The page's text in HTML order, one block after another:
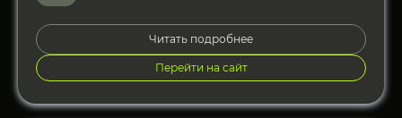
Читать подробнее
Перейти на сайт